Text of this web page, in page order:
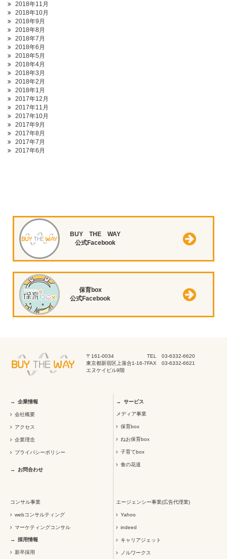
2018年11月
2018年10月
2018年9月
2018年8月
2018年7月
2018年6月
2018年5月
2018年4月
2018年3月
2018年2月
2018年1月
2017年12月
2017年11月
2017年10月
2017年9月
2017年8月
2017年7月
2017年6月
BUY THE WAY
公式Facebook
保育box
公式Facebook
〒161-0034
東京都新宿区上落合1-16-7
エヌケイビル9階
TEL 03-6332-6620
FAX 03-6332-6621
企業情報
会社概要
アクセス
企業理念
プライバシーポリシー
お問合わせ
サービス
メディア事業
保育box
ねお保育box
子育てbox
食の花道
コンサル事業
webコンサルティング
マーケティングコンサル
エージェンシー事業(広告代理業)
Yahoo
indeed
キャリアジェット
ノルワークス
採用情報
新卒採用